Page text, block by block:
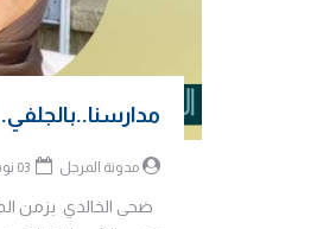
مدونة المرجل
ضحى الخالدي بزمن